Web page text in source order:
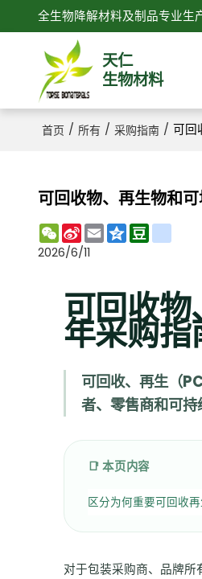
全生物降解材料及制品专业生
天仁
生物材料
首页 / 所有 / 采购指南 / 可回
可回收物、再生物和
WeChat
Sina
Weibo
EmailQzoneDoubanrenren
2026/6/11
可回收
年采购指
可回收、再生（
者、零售商和可持
📑 本页内容
区分为何重要可回收再
对于包装采购商、品牌所